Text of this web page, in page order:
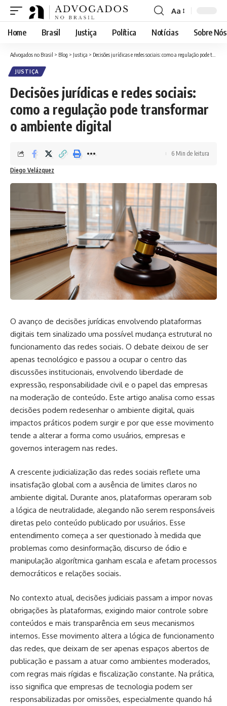
Font
Resizer
Aa
Home Brasil Justiça Política Notícias Sobre Nós
Advogados no Brasil > Blog > Justiça > Decisões jurídicas e redes sociais: como a regulação pode transformar o ambiente digital
JUSTIÇA
Decisões jurídicas e redes sociais:
como a regulação pode transformar
o ambiente digital
Diego Velázquez
6 Min de leitura
O avanço de decisões jurídicas envolvendo plataformas
digitais tem sinalizado uma possível mudança estrutural no
funcionamento das redes sociais. O debate deixou de ser
apenas tecnológico e passou a ocupar o centro das
discussões institucionais, envolvendo liberdade de
expressão, responsabilidade civil e o papel das empresas
na moderação de conteúdo. Este artigo analisa como essas
decisões podem redesenhar o ambiente digital, quais
impactos práticos podem surgir e por que esse movimento
tende a alterar a forma como usuários, empresas e
governos interagem nas redes.
A crescente judicialização das redes sociais reflete uma
insatisfação global com a ausência de limites claros no
ambiente digital. Durante anos, plataformas operaram sob
a lógica de neutralidade, alegando não serem responsáveis
diretas pelo conteúdo publicado por usuários. Esse
entendimento começa a ser questionado à medida que
problemas como desinformação, discurso de ódio e
manipulação algorítmica ganham escala e afetam processos
democráticos e relações sociais.
No contexto atual, decisões judiciais passam a impor novas
obrigações às plataformas, exigindo maior controle sobre
conteúdos e mais transparência em seus mecanismos
internos. Esse movimento altera a lógica de funcionamento
das redes, que deixam de ser apenas espaços abertos de
publicação e passam a atuar como ambientes moderados,
com regras mais rígidas e fiscalização constante. Na prática,
isso significa que empresas de tecnologia podem ser
responsabilizadas por omissões, especialmente quando há